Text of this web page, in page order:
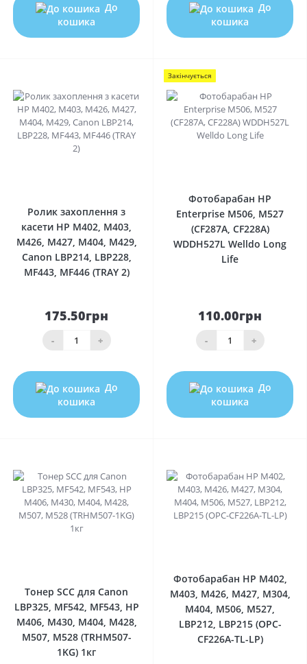
До
кошика
До
кошика
Ролик захоплення з
касети HP M402, M403,
M426, M427, M404, M429,
Canon LBP214, LBP228,
MF443, MF446 (TRAY 2)
175.50грн
- +
До
кошика
Закінчується
Фотобарабан HP
Enterprise M506, M527
(CF287A, CF228A)
WDDH527L Welldo Long
Life
110.00грн
- +
До
кошика
Тонер SCC для Canon
LBP325, MF542, MF543, HP
M406, M430, M404, M428,
M507, M528 (TRHM507-
1KG) 1кг
Фотобарабан HP M402,
M403, M426, M427, M304,
M404, M506, M527,
LBP212, LBP215 (OPC-
CF226A-TL-LP)